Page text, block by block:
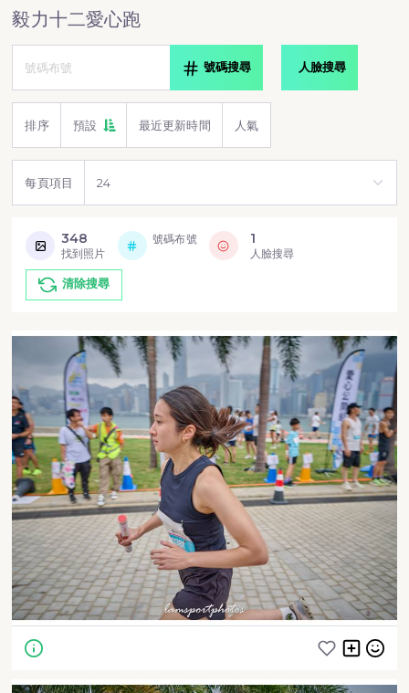
毅力十二愛心跑
號碼搜尋 人臉搜尋
排序 預設 最近更新時間 人氣
每頁項目
348
找到照片
號碼布號 1
人臉搜尋
清除搜尋